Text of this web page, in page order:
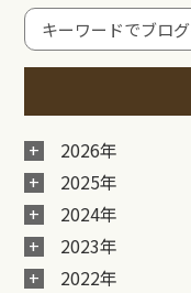
2026年
2025年
2024年
2023年
2022年